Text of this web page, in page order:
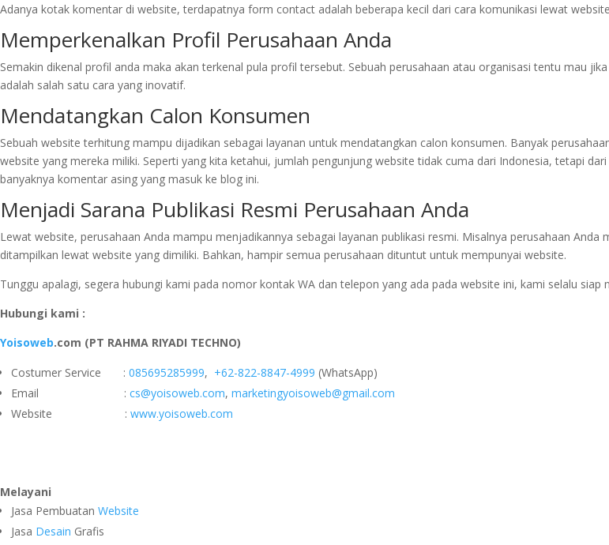
Adanya kotak komentar di website, terdapatnya form contact adalah beberapa kecil dari cara komunikasi lewat
Memperkenalkan Profil Perusahaan Anda
Semakin dikenal profil anda maka akan terkenal pula profil tersebut. Sebuah perusahaan atau organisasi tentu mau
adalah salah satu cara yang inovatif.
Mendatangkan Calon Konsumen
Sebuah website terhitung mampu dijadikan sebagai layanan untuk mendatangkan calon konsumen. Banyak
website yang mereka miliki. Seperti yang kita ketahui, jumlah pengunjung website tidak cuma dari Indonesia, tetapi
banyaknya komentar asing yang masuk ke blog ini.
Menjadi Sarana Publikasi Resmi Perusahaan Anda
Lewat website, perusahaan Anda mampu menjadikannya sebagai layanan publikasi resmi. Misalnya perusahaan
ditampilkan lewat website yang dimiliki. Bahkan, hampir semua perusahaan dituntut untuk mempunyai website.
Tunggu apalagi, segera hubungi kami pada nomor kontak WA dan telepon yang ada pada website ini, kami selalu
Hubungi kami :
Yoisoweb.com (PT RAHMA RIYADI TECHNO)
Costumer Service : 085695285999, +62-822-8847-4999 (WhatsApp)
Email : cs@yoisoweb.com, marketingyoisoweb@gmail.com
Website : www.yoisoweb.com
Melayani
Jasa Pembuatan Website
Jasa Desain Grafis